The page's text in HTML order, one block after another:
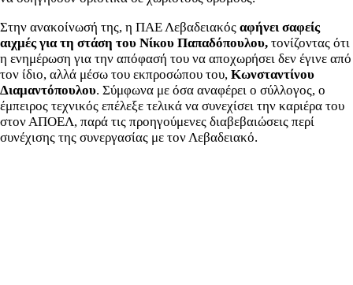
Στην ανακοίνωσή της, η ΠΑΕ Λεβαδειακός αφήνει σαφείς
αιχμές για τη στάση του Νίκου Παπαδόπουλου, τονίζοντας ότι
η ενημέρωση για την απόφασή του να αποχωρήσει δεν έγινε από
τον ίδιο, αλλά μέσω του εκπροσώπου του, Κωνσταντίνου
Διαμαντόπουλου. Σύμφωνα με όσα αναφέρει ο σύλλογος, ο
έμπειρος τεχνικός επέλεξε τελικά να συνεχίσει την καριέρα του
στον ΑΠΟΕΛ, παρά τις προηγούμενες διαβεβαιώσεις περί
συνέχισης της συνεργασίας με τον Λεβαδειακό.